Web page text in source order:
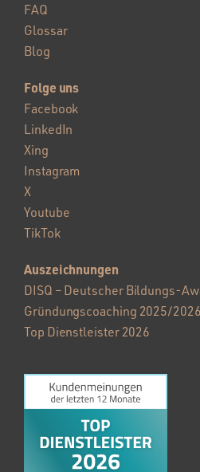
FAQ
Glossar
Blog
Folge uns
Facebook
LinkedIn
Xing
Instagram
X
Youtube
TikTok
Auszeichnungen
DISQ – Deutscher Bildungs-
Gründungscoaching 2025/2026
Top Dienstleister 2026